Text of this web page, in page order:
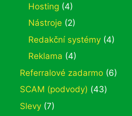
Hosting (4)
Nástroje (2)
Redakční systémy (4)
Reklama (4)
Referralové zadarmo (6)
SCAM (podvody) (43)
Slevy (7)